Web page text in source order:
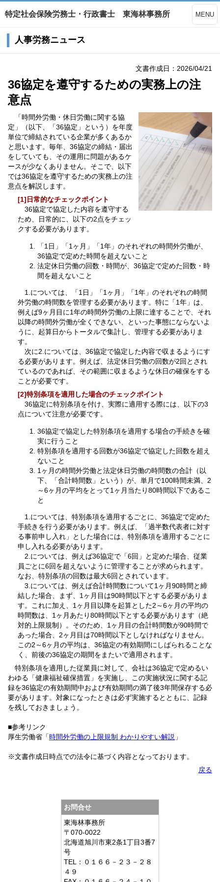
特定社会保険労務士・行政書士 東海林事務所 MENU
人事労務ニュース
文書作成日：2026/04/21
36協定を遵守するための実務上の注
意点
「時間外労働・休日労働に関する協
定」（以下、「36協定」という）を年度
単位で締結されている企業が多くあるか
と思います。毎年、36協定の締結・届出
をしていても、その運用に問題があるケ
ースが少なくありません。そこで、以下
では36協定を遵守するための実務上の注
意点を解説します。
[1]日常的なチェックポイント
36協定で協定した内容を遵守する
ため、日常的に、以下の2点をチェッ
クする必要があります。
「1日」「1ヶ月」「1年」のそれぞれの時間外労働が、
36協定で定めた時間を超えないこと
法定休日労働の回数・時間が、36協定で定めた回数・時
間を超えないこと
1.については、「1日」「1ヶ月」「1年」のそれぞれの時間
外労働の時間数を管理する必要があります。特に「1年」は、
例えば9ヶ月目に1年の時間外労働の上限に達することで、それ
以降の時間外労働が全くできない、といった事態にならないよ
うに、起算日からトータルで集計し、管理する必要がありま
す。
次に2.については、36協定で協定した内容で収まるようにす
る必要があります。例えば、法定休日労働の回数が2回とされ
ているのであれば、その範囲に収まるような休日の確保をする
ことが必要です。
[2]特別条項を適用した場合のチェックポイント
36協定に特別条項を付け、実際に適用する際には、以下の3
点について注意が必要です。
36協定で協定した特別条項を適用する場合の手続きを確
実に行うこと
特別条項を適用する回数が36協定で協定した回数を超え
ないこと
1ヶ月の時間外労働と法定休日労働の時間数の合計（以
下、「合計時間数」という）が、単月で100時間未満、2
～6ヶ月の平均をとって1ヶ月当たり80時間以下であるこ
と
1.については、特別条項を適用するごとに、36協定で定めた
手続きを行う必要があります。例えば、「過半数代表者に対す
る事前申し入れ」とした場合には、特別条項を適用するごとに
申し入れる必要があります。
2.については、例えば36協定で「6回」と定めた場合、従業
員ごとに6回を超えないように管理することが求められます。
なお、特別条項の回数は最大6回とされています。
3.については、例えば合計時間数について1ヶ月90時間と締
結した場合、まず、1ヶ月目は90時間以下とする必要がありま
す。これに加え、1ヶ月目以降を起算とした2～6ヶ月の平均の
時間数は、1ヶ月あたり80時間以下とする必要があります（絶
対的上限規制）。そのため、1ヶ月目の合計時間数が90時間で
あった場合、2ヶ月目は70時間以下としなければなりません。
この2～6ヶ月の平均は、36協定の有効期間にしばられることな
く、前後の36協定の期間をまたいで適用されます。
特別条項を適用した従業員に対して、会社は36協定で定めるい
わゆる「健康福祉確保措置」を実施し、この実施状況に関する記
録を36協定の有効期間中および有効期間の満了後3年間保存する必
要があります。対象になったときは必ず実施するとともに、記録
を残しておきましょう。
■参考リンク
厚生労働省「時間外労働の上限規制 わかりやすい解説 」
※文書作成日時点での法令に基づく内容となっております。
戻る
お問合せ
東海林事務所
〒070-0022
北海道旭川市東2条1丁目3番7
号
TEL：０１６６－２３－２８
４９